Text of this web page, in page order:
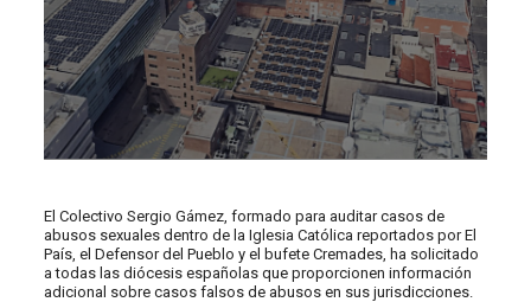
El Colectivo Sergio Gámez, formado para auditar casos de
abusos sexuales dentro de la Iglesia Católica reportados por El
País, el Defensor del Pueblo y el bufete Cremades, ha solicitado
a todas las diócesis españolas que proporcionen información
adicional sobre casos falsos de abusos en sus jurisdicciones.